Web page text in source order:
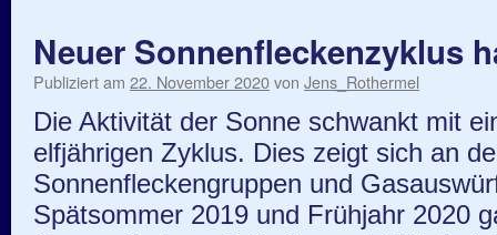
Neuer Sonnenfleckenzyklus
Publiziert am 22. November 2020von Jens_Rothermel
Die Aktivität der Sonne schwankt mit
elfjährigen Zyklus. Dies zeigt sich an
Sonnenfleckengruppen und
Spätsommer 2019 und Frühjahr 2020